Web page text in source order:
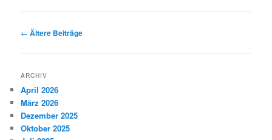
Beitragsnavigation
← Ältere Beiträge
ARCHIV
April 2026
März 2026
Dezember 2025
Oktober 2025